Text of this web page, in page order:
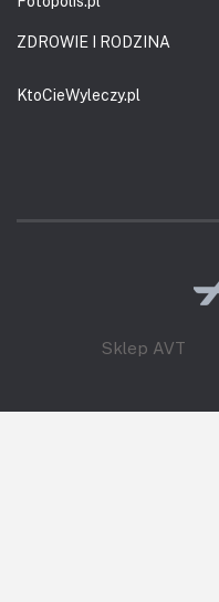
ZDROWIE I RODZINA
KtoCieWyleczy.pl
Sklep AVT